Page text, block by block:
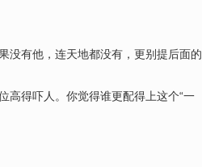
没有他，连天地都没有，更别提后面的
高得吓人。你觉得谁更配得上这个“一